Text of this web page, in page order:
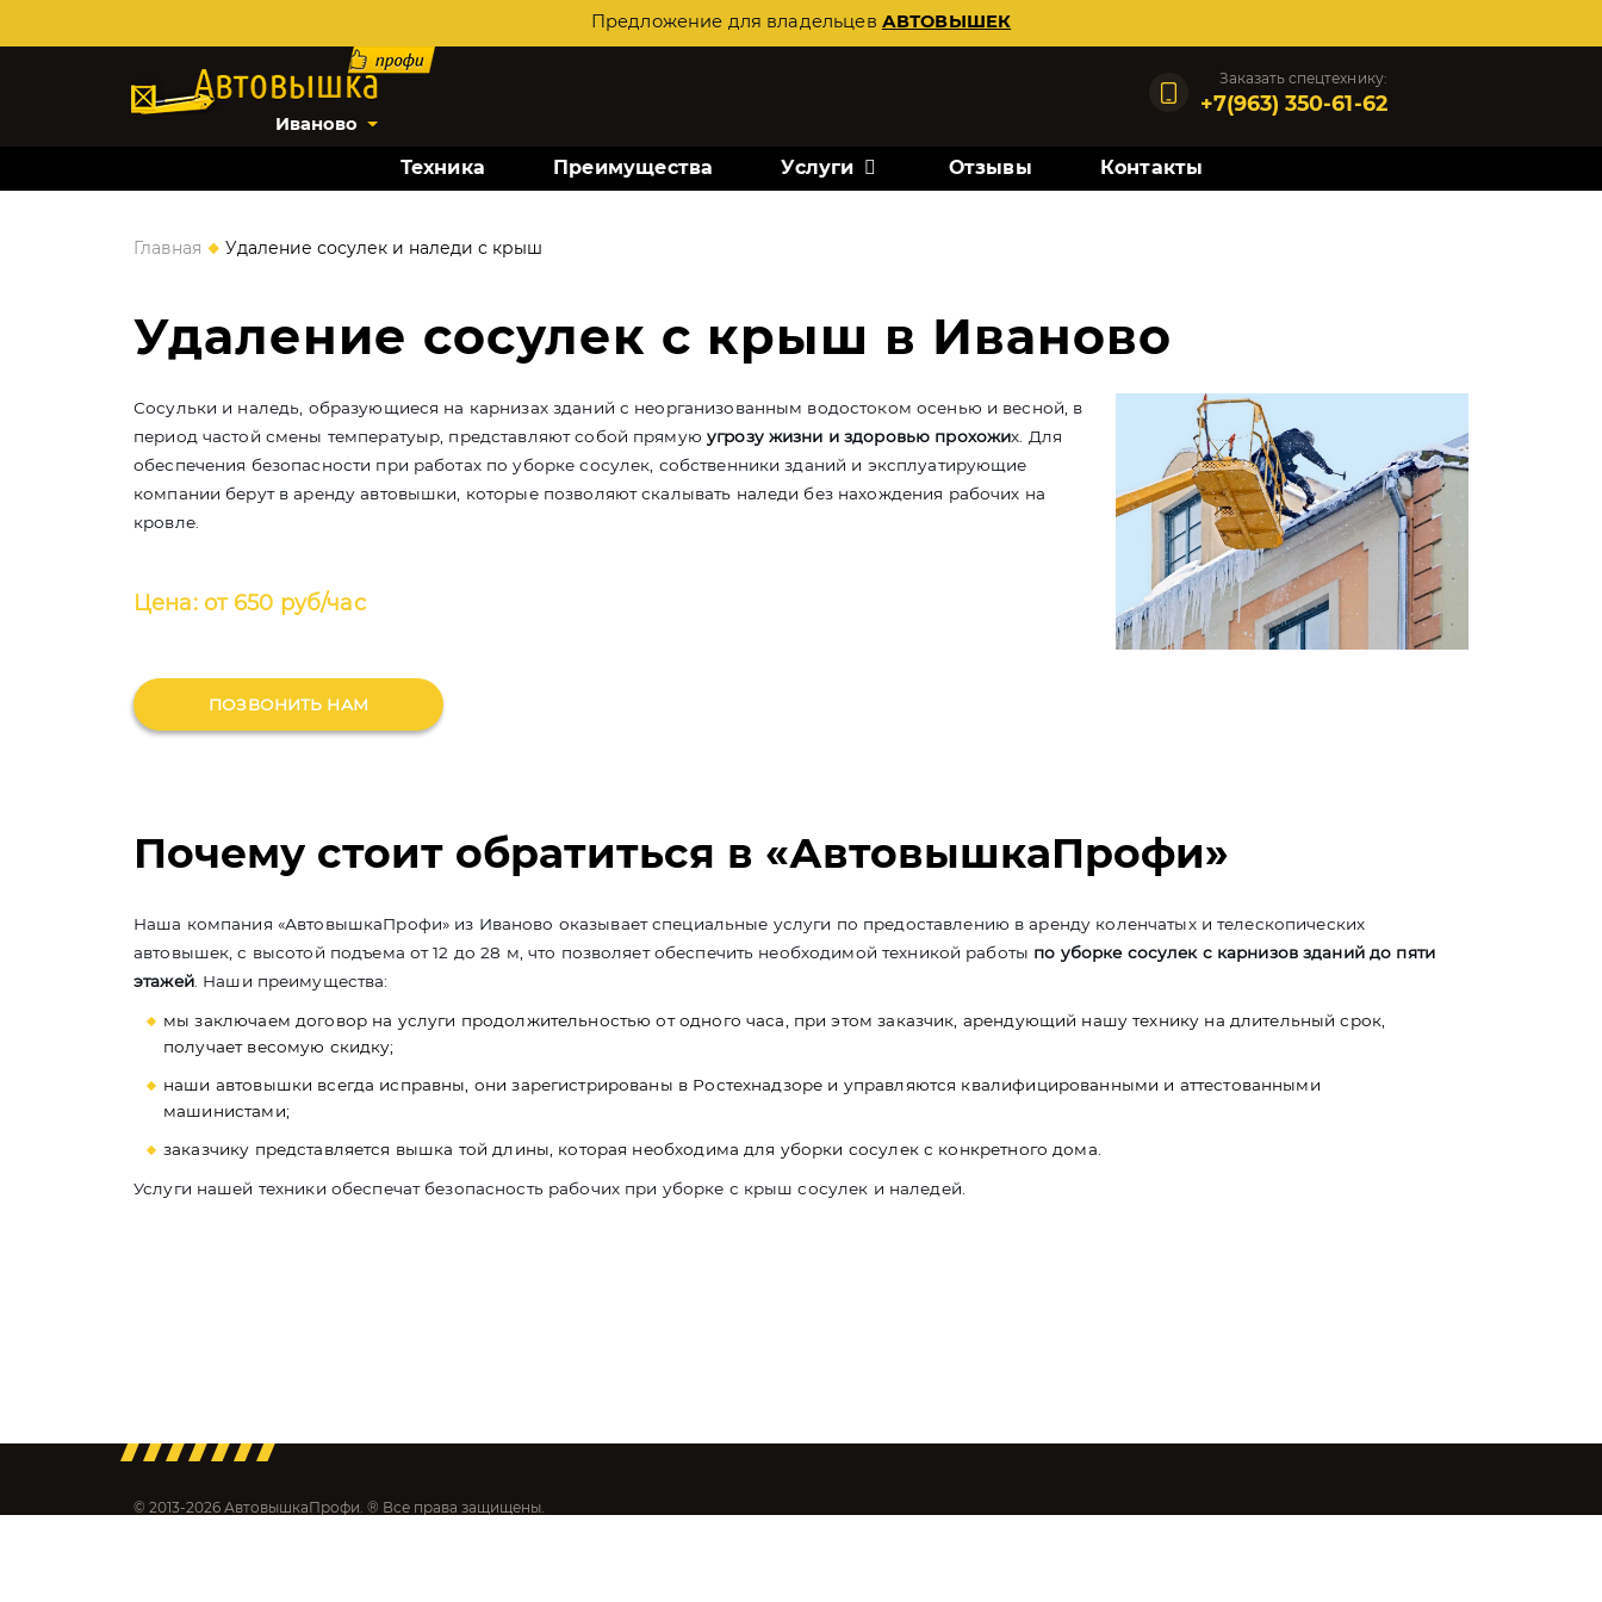
Предложение для владельцев АВТОВЫШЕК
Иваново
Заказать спецтехнику:
+7(963) 350-61-62
Техника Преимущества Услуги Отзывы Контакты
Главная ◆ Удаление сосулек и наледи с крыш
Удаление сосулек с крыш в Иваново
Сосульки и наледь, образующиеся на карнизах зданий с неорганизованным водостоком осенью и весной, в
период частой смены температуыр, представляют собой прямую угрозу жизни и здоровью прохожих. Для
обеспечения безопасности при работах по уборке сосулек, собственники зданий и эксплуатирующие
компании берут в аренду автовышки, которые позволяют скалывать наледи без нахождения рабочих на
кровле.
Цена: от 650 руб/час
ПОЗВОНИТЬ НАМ
Почему стоит обратиться в «АвтовышкаПрофи»
Наша компания «АвтовышкаПрофи» из Иваново оказывает специальные услуги по предоставлению в аренду коленчатых и телескопических
автовышек, с высотой подъема от 12 до 28 м, что позволяет обеспечить необходимой техникой работы по уборке сосулек с карнизов зданий до пяти
этажей. Наши преимущества:
мы заключаем договор на услуги продолжительностью от одного часа, при этом заказчик, арендующий нашу технику на длительный срок,
получает весомую скидку;
наши автовышки всегда исправны, они зарегистрированы в Ростехнадзоре и управляются квалифицированными и аттестованными
машинистами;
заказчику представляется вышка той длины, которая необходима для уборки сосулек с конкретного дома.
Услуги нашей техники обеспечат безопасность рабочих при уборке с крыш сосулек и наледей.
© 2013-2026 АвтовышкаПрофи. ® Все права защищены.